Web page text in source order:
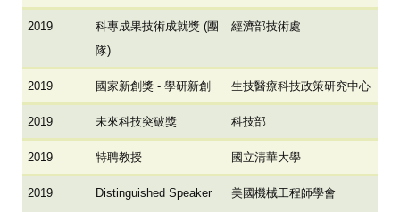
2019
科專成果技術成就獎 (團
隊)
經濟部技術處
2019 國家新創獎 - 學研新創 生技醫療科技政策研究中心
2019 未來科技突破獎 科技部
2019 特聘教授 國立清華大學
2019
Distinguished Speaker
美國機械工程師學會